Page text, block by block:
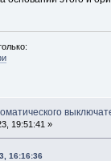
19:51:41 »
16:16:36